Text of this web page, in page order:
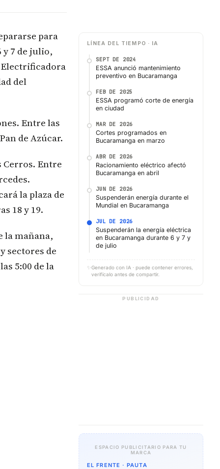
para
7 de julio,
del
Entre las
de Azúcar.
Cerros. Entre
la plaza de
18 y 19.
la mañana,
sectores de
5:00 de la
LÍNEA DEL TIEMPO · IA
SEPT DE 2024
ESSA anunció mantenimiento
preventivo en Bucaramanga
FEB DE 2025
ESSA programó corte de energía
en ciudad
MAR DE 2026
Cortes programados en
Bucaramanga en marzo
ABR DE 2026
Racionamiento eléctrico afectó
Bucaramanga en abril
JUN DE 2026
Suspenderán energía durante el
Mundial en Bucaramanga
JUL DE 2026
Suspenderán la energía eléctrica
en Bucaramanga durante 6 y 7 y
de julio
✨ Generado con IA · puede contener errores,
verifícalo antes de compartir.
PUBLICIDAD
ESPACIO PUBLICITARIO PARA TU
MARCA
EL FRENTE · PAUTA